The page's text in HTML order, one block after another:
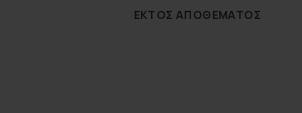
ΕΚΤΌΣ ΑΠΟΘΈΜΑΤΟΣ